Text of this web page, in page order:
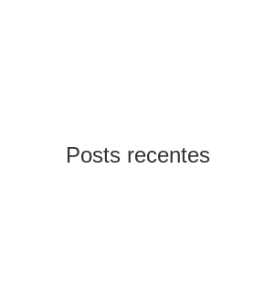
Posts recentes